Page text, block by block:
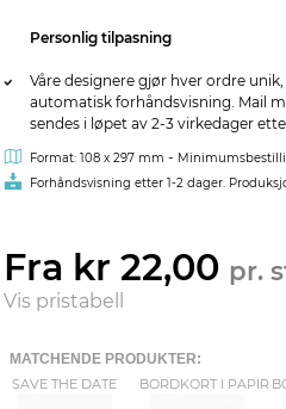
Personlig tilpasning
Våre designere gjør hver ordre
automatisk forhåndsvisning. Mail
sendes i løpet av 2-3 virkedager
Format: 108 x 297 mm -
Forhåndsvisning etter 1-2 dager.
Fra kr 22,00 pr.
Vis pristabell
MATCHENDE PRODUKTER:
SAVE THE DATE
BORDKORT I PAPIR